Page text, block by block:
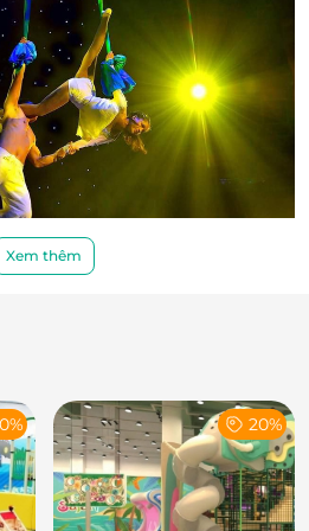
trên dây mạo hiểm, lôi cuốn.
Xem thêm
20%